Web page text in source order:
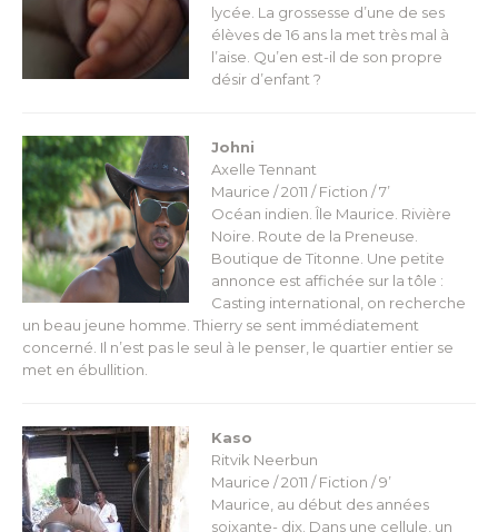
lycée. La grossesse d’une de ses
élèves de 16 ans la met très mal à
l’aise. Qu’en est-il de son propre
désir d’enfant ?
Johni
Axelle Tennant
Maurice / 2011 / Fiction / 7’
Océan indien. Île Maurice. Rivière
Noire. Route de la Preneuse.
Boutique de Titonne. Une petite
annonce est affichée sur la tôle :
Casting international, on recherche
un beau jeune homme. Thierry se sent immédiatement
concerné. Il n’est pas le seul à le penser, le quartier entier se
met en ébullition.
Kaso
Ritvik Neerbun
Maurice / 2011 / Fiction / 9’
Maurice, au début des années
soixante- dix. Dans une cellule, un